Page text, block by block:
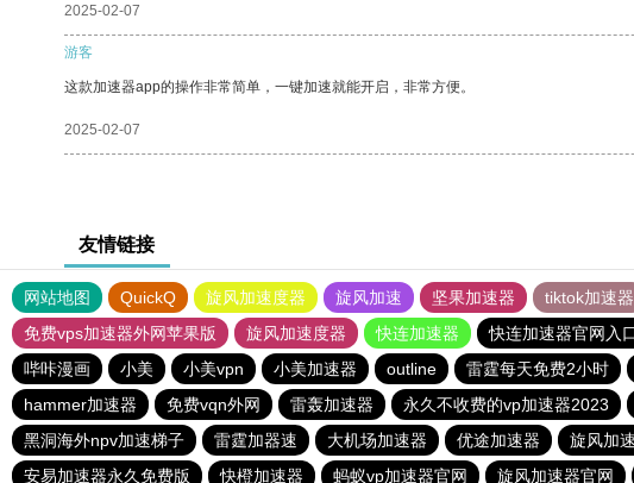
2025-02-07
游客
这款加速器app的操作非常简单，一键加速就能开启，非常方便。
2025-02-07
友情链接
网站地图 QuickQ 旋风加速度器 旋风加速 坚果加速器 tiktok加速器
免费vps加速器外网苹果版
旋风加速度器 快连加速器 快连加速器官网入
哔咔漫画
小美 小美vpn 小美加速器 outline 雷霆每天免费2小时
hammer加速器
免费vqn外网 雷轰加速器 永久不收费的vp加速器2023
黑洞海外npv加速梯子
雷霆加器速 大机场加速器 优途加速器 旋风加
安易加速器永久免费版
快橙加速器 蚂蚁vp加速器官网 旋风加速器官网